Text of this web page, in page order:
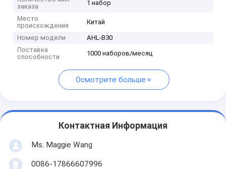
заказа
1 набор
Место
происхождения
Китай
Номер модели
AHL-B30
Поставка
способности
1000 наборов/месяц
Осмотрите больше
Контактная Информация
Ms. Maggie Wang
0086-17866607996